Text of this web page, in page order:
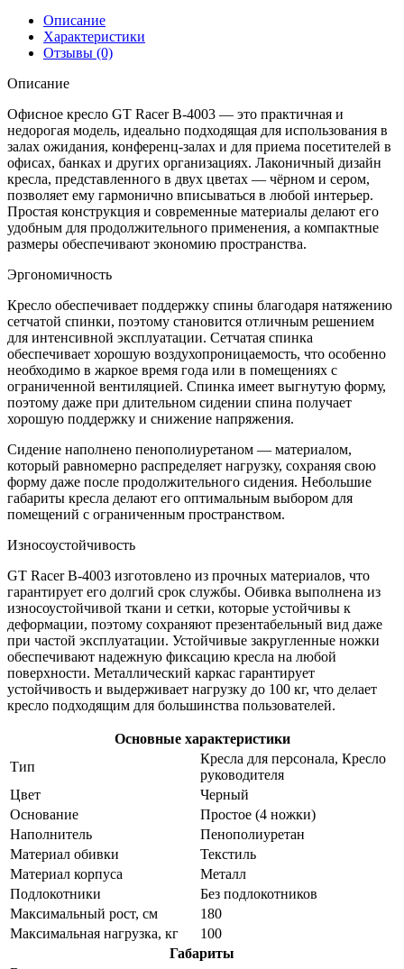
Описание
Характеристики
Отзывы (0)
Описание
Офисное кресло GT Racer B-4003 — это практичная и
недорогая модель, идеально подходящая для использования в
залах ожидания, конференц-залах и для приема посетителей в
офисах, банках и других организациях. Лаконичный дизайн
кресла, представленного в двух цветах — чёрном и сером,
позволяет ему гармонично вписываться в любой интерьер.
Простая конструкция и современные материалы делают его
удобным для продолжительного применения, а компактные
размеры обеспечивают экономию пространства.
Эргономичность
Кресло обеспечивает поддержку спины благодаря натяжению
сетчатой спинки, поэтому становится отличным решением
для интенсивной эксплуатации. Сетчатая спинка
обеспечивает хорошую воздухопроницаемость, что особенно
необходимо в жаркое время года или в помещениях с
ограниченной вентиляцией. Спинка имеет выгнутую форму,
поэтому даже при длительном сидении спина получает
хорошую поддержку и снижение напряжения.
Сидение наполнено пенополиуретаном — материалом,
который равномерно распределяет нагрузку, сохраняя свою
форму даже после продолжительного сидения. Небольшие
габариты кресла делают его оптимальным выбором для
помещений с ограниченным пространством.
Износоустойчивость
GT Racer B-4003 изготовлено из прочных материалов, что
гарантирует его долгий срок службы. Обивка выполнена из
износоустойчивой ткани и сетки, которые устойчивы к
деформации, поэтому сохраняют презентабельный вид даже
при частой эксплуатации. Устойчивые закругленные ножки
обеспечивают надежную фиксацию кресла на любой
поверхности. Металлический каркас гарантирует
устойчивость и выдерживает нагрузку до 100 кг, что делает
кресло подходящим для большинства пользователей.
Основные характеристики
Тип
Кресла для персонала, Кресло
руководителя
Цвет
Черный
Основание
Простое (4 ножки)
Наполнитель
Пенополиуретан
Материал обивки
Текстиль
Материал корпуса
Металл
Подлокотники
Без подлокотников
Максимальный рост, см
180
Максимальная нагрузка, кг
100
Габариты